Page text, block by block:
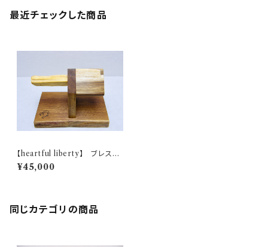
最近チェックした商品
【heartful liberty】 ブレスレ
ット・時計ホルダー （大）
¥45,000
同じカテゴリの商品